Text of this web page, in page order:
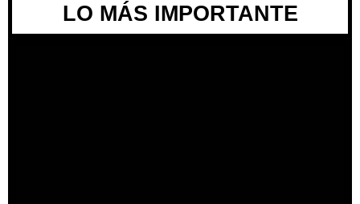
LO MÁS IMPORTANTE